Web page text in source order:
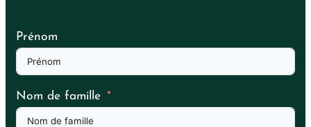
Prénom
Nom de famille